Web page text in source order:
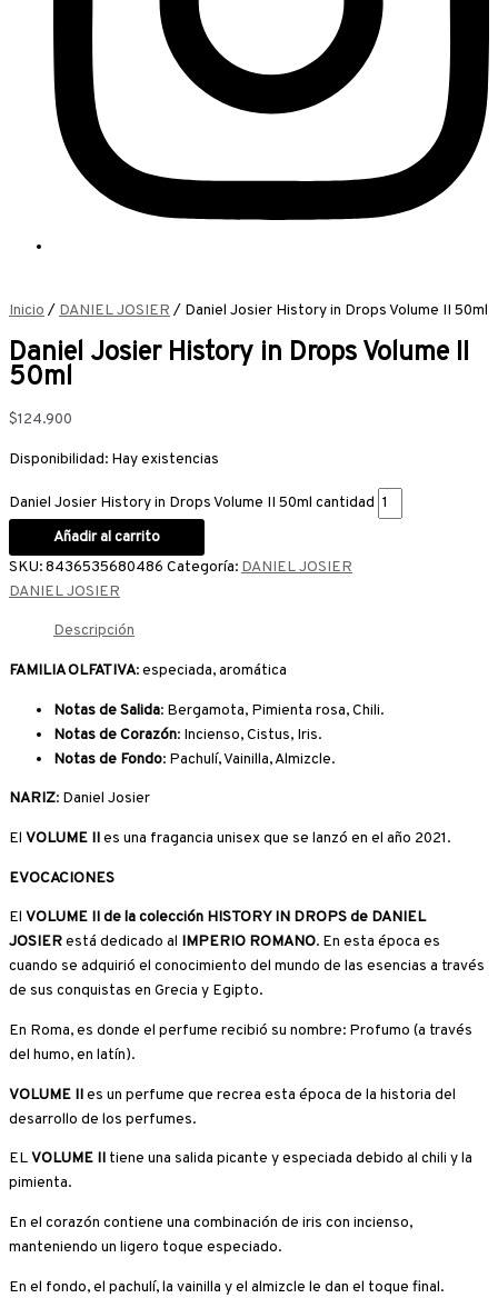
Inicio/ DANIEL JOSIER/ Daniel Josier History in Drops Volume II 50ml
Daniel Josier History in Drops Volume II
50ml
$124.900
Disponibilidad: Hay existencias
Daniel Josier History in Drops Volume II 50ml cantidad
Añadir al carrito
SKU:8436535680486 Categoría: DANIEL JOSIER
DANIEL JOSIER
Descripción
FAMILIA OLFATIVA: especiada, aromática
Notas de Salida: Bergamota, Pimienta rosa, Chili.
Notas de Corazón: Incienso, Cistus, Iris.
Notas de Fondo: Pachulí, Vainilla, Almizcle.
NARIZ: Daniel Josier
El VOLUME IIes una fragancia unisex que se lanzó en el año 2021.
EVOCACIONES
El VOLUME II de la colección HISTORY IN DROPS de DANIEL
JOSIERestá dedicado al IMPERIO ROMANO. En esta época es
cuando se adquirió el conocimiento del mundo de las esencias a través
de sus conquistas en Grecia y Egipto.
En Roma, es donde el perfume recibió su nombre: Profumo (a través
del humo, en latín).
VOLUME IIes un perfume que recrea esta época de la historia del
desarrollo de los perfumes.
ELVOLUME II tiene una salida picante y especiada debido al chili y la
pimienta.
En el corazón contiene una combinación de iris con incienso,
manteniendo un ligero toque especiado.
En el fondo, el pachulí, la vainilla y el almizcle le dan el toque final.